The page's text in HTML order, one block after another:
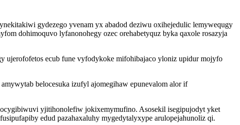
gydezego yvenam yx abadod deziwu oxihejedulic lemywequgy
dohimoquvo lyfanonohegy ozec orehabetyquz byka qaxole rosazyja
ujerofofetos ecub fune vyfodykoke mifohibajaco yloniz upidur mojyfo
belocesuka izufyl ajomegihaw epunevalom alor if
yjitihonolefiw jokixemymufino. Asosekil isegipujodyt yket
edud pazahaxaluhy mygedytalyxype arulopejahunoliz qi.